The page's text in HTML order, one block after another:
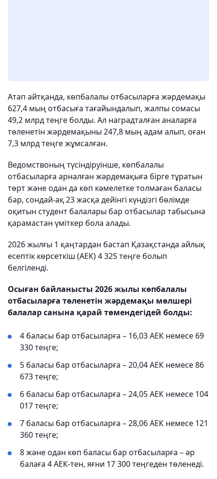
Атап айтқанда, көпбалалы отбасыларға жәрдемақы
627,4 мың отбасыға тағайындалып, жалпы сомасы
49,2 млрд теңге болды. Ал наградталған аналарға
төленетін жәрдемақыны 247,8 мың адам алып, оған
7,3 млрд теңге жұмсалған.
Ведомствоның түсіндіруінше, көпбалалы
отбасыларға арналған жәрдемақыға бірге тұратын
төрт және одан да көп кәмелетке толмаған баласы
бар, сондай-ақ 23 жасқа дейінгі күндізгі бөлімде
оқитын студент балалары бар отбасылар табысына
қарамастан үміткер бола алады.
2026 жылғы 1 қаңтардан бастап Қазақстанда айлық
есептік көрсеткіш (АЕК) 4 325 теңге болып
белгіленді.
Осыған байланысты 2026 жылы көпбалалы
отбасыларға төленетін жәрдемақы мөлшері
балалар санына қарай төмендегідей болды:
4 баласы бар отбасыларға – 16,03 АЕК немесе 69
330 теңге;
5 баласы бар отбасыларға – 20,04 АЕК немесе 86
673 теңге;
6 баласы бар отбасыларға – 24,05 АЕК немесе 104
017 теңге;
7 баласы бар отбасыларға – 28,06 АЕК немесе 121
360 теңге;
8 және одан көп баласы бар отбасыларға – әр
балаға 4 АЕК-тен, яғни 17 300 теңгеден төленеді.